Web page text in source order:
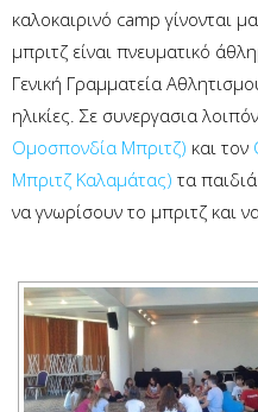
καλοκαιρινό camp γίνονται
μπριτζ είναι πνευματικό
Γενική Γραμματεία
ηλικίες. Σε συνεργασια
Ομοσπονδία Μπριτζ) και τον
Μπριτζ Καλαμάτας) τα
να γνωρίσουν το μπριτζ και